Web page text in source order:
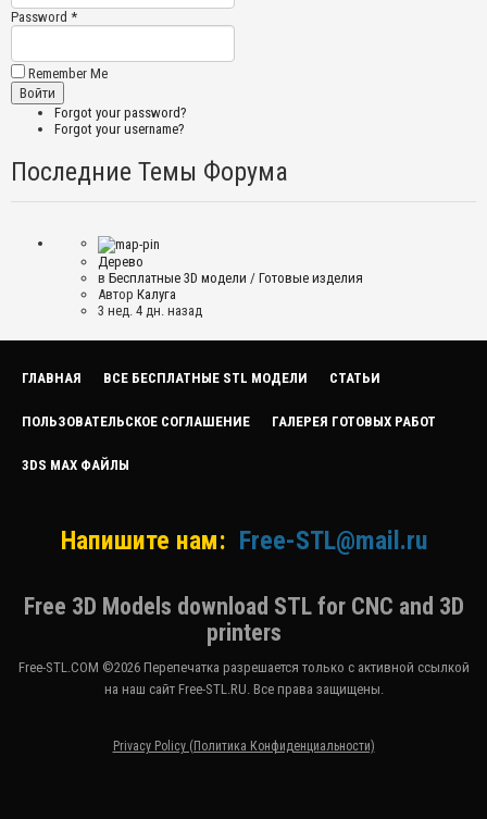
Password *
Remember Me
Forgot your password?
Forgot your username?
Последние Темы Форума
Дерево
в Бесплатные 3D модели / Готовые изделия
Автор Калуга
3 нед. 4 дн. назад
ГЛАВНАЯ ВСЕ БЕСПЛАТНЫЕ STL МОДЕЛИ СТАТЬИ
ПОЛЬЗОВАТЕЛЬСКОЕ СОГЛАШЕНИЕ ГАЛЕРЕЯ ГОТОВЫХ РАБОТ
3DS MAX ФАЙЛЫ
Напишите нам: Free-STL@mail.ru
Free 3D Models download STL for CNC and 3D
printers
Free-STL.COM ©2026 Перепечатка разрешается только с активной ссылкой
на наш сайт Free-STL.RU. Все права защищены.
Privacy Policy (Политика Конфиденциальности)